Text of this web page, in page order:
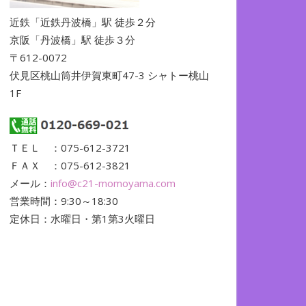
近鉄「近鉄丹波橋」駅 徒歩２分
京阪「丹波橋」駅 徒歩３分
〒612-0072
伏見区桃山筒井伊賀東町47-3 シャトー桃山
1F
ＴＥＬ ：075-612-3721
ＦＡＸ ：075-612-3821
メール： info@c21-momoyama.com
営業時間：9:30～18:30
定休日：水曜日・第1第3火曜日